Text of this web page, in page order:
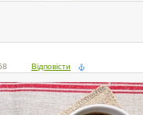
Відповісти